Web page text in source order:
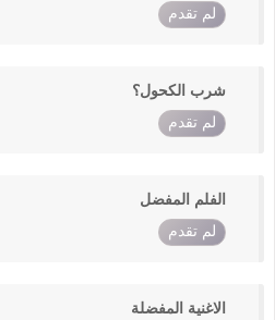
لم تقدم
شرب الكحول؟
لم تقدم
الفلم المفضل
لم تقدم
الاغنية المفضلة